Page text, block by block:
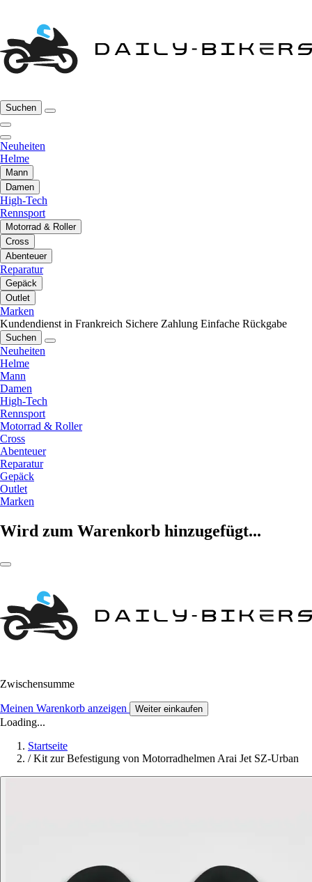
Suchen
Neuheiten
Helme
Mann
Damen
High-Tech
Rennsport
Motorrad & Roller
Cross
Abenteuer
Reparatur
Gepäck
Outlet
Marken
Kundendienst in Frankreich Sichere Zahlung Einfache Rückgabe
Suchen
Neuheiten
Helme
Mann
Damen
High-Tech
Rennsport
Motorrad & Roller
Cross
Abenteuer
Reparatur
Gepäck
Outlet
Marken
Wird zum Warenkorb hinzugefügt...
Zwischensumme
Meinen Warenkorb anzeigen Weiter einkaufen
Loading...
Startseite
/ Kit zur Befestigung von Motorradhelmen Arai Jet SZ-Urban